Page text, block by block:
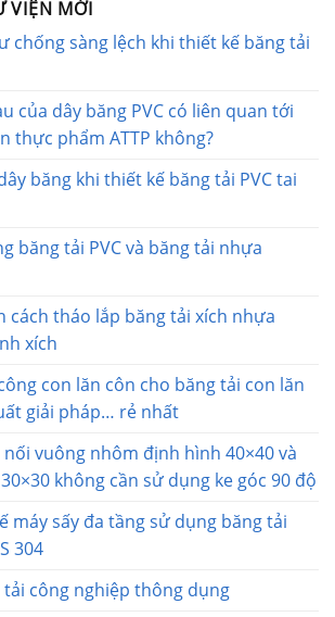
VIỆN MỚI
chống sàng lệch khi thiết kế băng tải
của dây băng PVC có liên quan tới
thực phẩm ATTP không?
băng khi thiết kế băng tải PVC tai
băng tải PVC và băng tải nhựa
cách tháo lắp băng tải xích nhựa
xích
con lăn côn cho băng tải con lăn
giải pháp… rẻ nhất
vuông nhôm định hình 40×40 và
không cần sử dụng ke góc 90 độ
máy sấy đa tầng sử dụng băng tải
304
tải công nghiệp thông dụng